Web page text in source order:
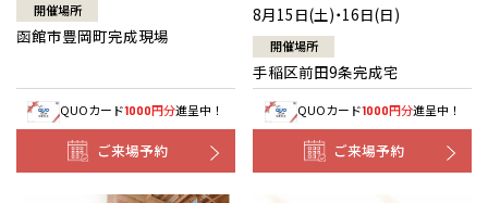
開催場所
函館市豊岡町完成現場
QUOカード1000円分進呈中！
ご来場予約
8月15日(土)・16日(日)
開催場所
手稲区前田9条完成宅
QUOカード1000円分進呈中！
ご来場予約